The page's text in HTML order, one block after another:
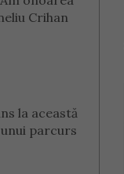
Crihan
la această
parcurs